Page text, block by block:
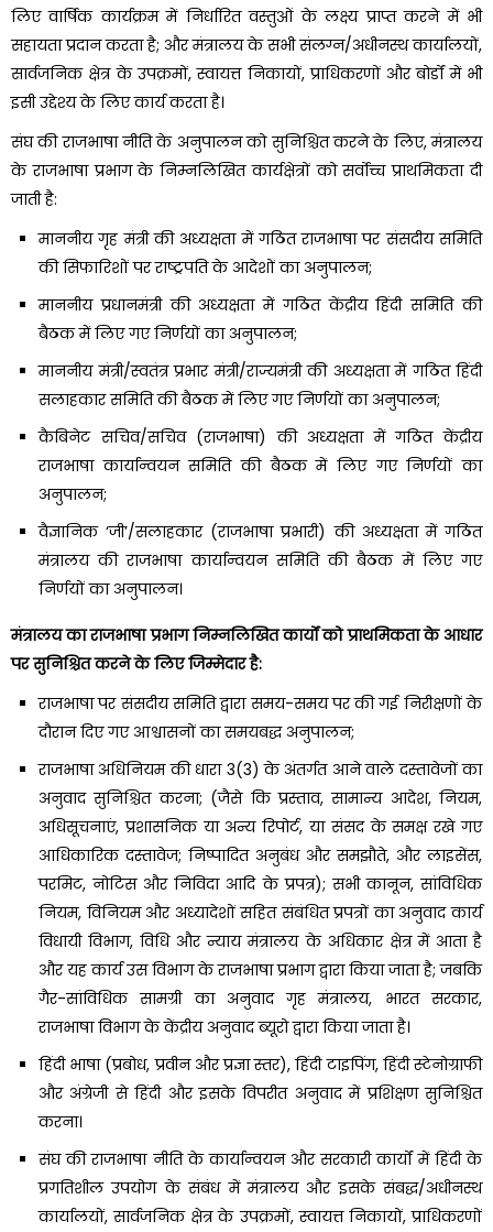
लिए वार्षिक कार्यक्रम में निर्धारित वस्तुओं के लक्ष्य प्राप्त करने में भी
सहायता प्रदान करता है; और मंत्रालय के सभी संलग्न/अधीनस्थ कार्यालयों,
सार्वजनिक क्षेत्र के उपक्रमों, स्वायत्त निकायों, प्राधिकरणों और बोर्डों में भी
इसी उद्देश्य के लिए कार्य करता है।
संघ की राजभाषा नीति के अनुपालन को सुनिश्चित करने के लिए, मंत्रालय
के राजभाषा प्रभाग के निम्नलिखित कार्यक्षेत्रों को सर्वोच्च प्राथमिकता दी
जाती है:
माननीय गृह मंत्री की अध्यक्षता में गठित राजभाषा पर संसदीय समिति
की सिफारिशों पर राष्ट्रपति के आदेशों का अनुपालन;
माननीय प्रधानमंत्री की अध्यक्षता में गठित केंद्रीय हिंदी समिति की
बैठक में लिए गए निर्णयों का अनुपालन;
माननीय मंत्री/स्वतंत्र प्रभार मंत्री/राज्यमंत्री की अध्यक्षता में गठित हिंदी
सलाहकार समिति की बैठक में लिए गए निर्णयों का अनुपालन;
कैबिनेट सचिव/सचिव (राजभाषा) की अध्यक्षता में गठित केंद्रीय
राजभाषा कार्यान्वयन समिति की बैठक में लिए गए निर्णयों का
अनुपालन;
वैज्ञानिक ‘जी’/सलाहकार (राजभाषा प्रभारी) की अध्यक्षता में गठित
मंत्रालय की राजभाषा कार्यान्वयन समिति की बैठक में लिए गए
निर्णयों का अनुपालन।
मंत्रालय का राजभाषा प्रभाग निम्नलिखित कार्यों को प्राथमिकता के आधार
पर सुनिश्चित करने के लिए जिम्मेदार है:
राजभाषा पर संसदीय समिति द्वारा समय-समय पर की गई निरीक्षणों के
दौरान दिए गए आश्वासनों का समयबद्ध अनुपालन;
राजभाषा अधिनियम की धारा 3(3) के अंतर्गत आने वाले दस्तावेजों का
अनुवाद सुनिश्चित करना; (जैसे कि प्रस्ताव, सामान्य आदेश, नियम,
अधिसूचनाएं, प्रशासनिक या अन्य रिपोर्ट, या संसद के समक्ष रखे गए
आधिकारिक दस्तावेज; निष्पादित अनुबंध और समझौते, और लाइसेंस,
परमिट, नोटिस और निविदा आदि के प्रपत्र); सभी कानून, सांविधिक
नियम, विनियम और अध्यादेशों सहित संबंधित प्रपत्रों का अनुवाद कार्य
विधायी विभाग, विधि और न्याय मंत्रालय के अधिकार क्षेत्र में आता है
और यह कार्य उस विभाग के राजभाषा प्रभाग द्वारा किया जाता है; जबकि
गैर-सांविधिक सामग्री का अनुवाद गृह मंत्रालय, भारत सरकार,
राजभाषा विभाग के केंद्रीय अनुवाद ब्यूरो द्वारा किया जाता है।
हिंदी भाषा (प्रबोध, प्रवीन और प्रज्ञा स्तर), हिंदी टाइपिंग, हिंदी स्टेनोग्राफी
और अंग्रेजी से हिंदी और इसके विपरीत अनुवाद में प्रशिक्षण सुनिश्चित
करना।
संघ की राजभाषा नीति के कार्यान्वयन और सरकारी कार्यों में हिंदी के
प्रगतिशील उपयोग के संबंध में मंत्रालय और इसके संबद्ध/अधीनस्थ
कार्यालयों, सार्वजनिक क्षेत्र के उपक्रमों, स्वायत्त निकायों, प्राधिकरणों